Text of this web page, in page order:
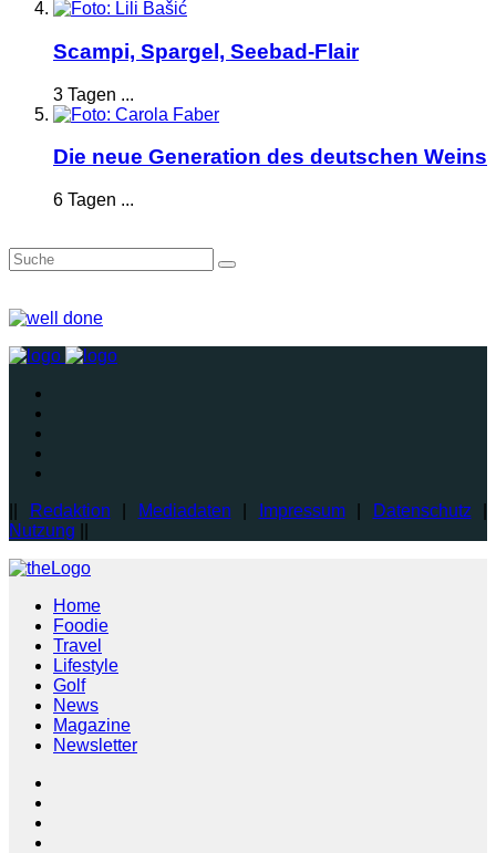
Scampi, Spargel, Seebad-Flair
3 Tagen ...
Die neue Generation des deutschen Weins
6 Tagen ...
Redaktion Mediadaten Impressum| Datenschutz
Nutzung
Home
Foodie
Travel
Lifestyle
Golf
News
Magazine
Newsletter